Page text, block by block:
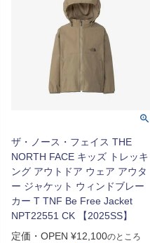
ザ・ノース・フェイス THE
NORTH FACE キッズ トレッキ
ング アウトドア ウェア アウタ
ー ジャケット ウィンドブレー
カー T TNF Be Free Jacket
NPT22551 CK 【2025SS】
定価・OPEN ¥12,100のところ